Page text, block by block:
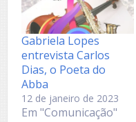
Gabriela Lopes
entrevista Carlos
Dias, o Poeta do
Abba
12 de janeiro de 2023
Em "Comunicação"